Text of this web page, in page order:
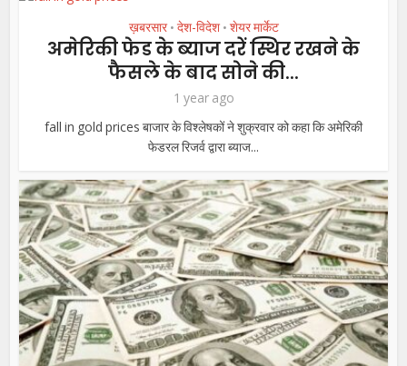
ख़बरसार • देश-विदेश • शेयर मार्केट
अमेरिकी फेड के ब्याज दरें स्थिर रखने के
फैसले के बाद सोने की...
1 year ago
fall in gold prices बाजार के विश्लेषकों ने शुक्रवार को कहा कि अमेरिकी
फेडरल रिजर्व द्वारा ब्याज...